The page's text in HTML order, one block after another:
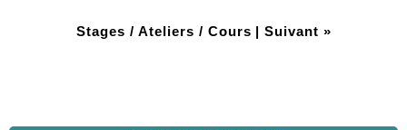
Stages / Ateliers / Cours | Suivant »